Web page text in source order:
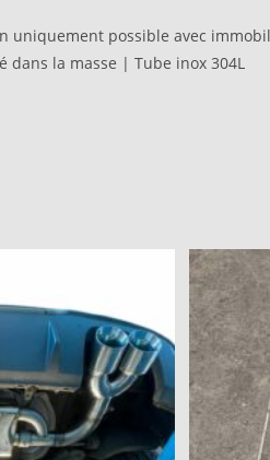
uniquement possible avec
dans la masse | Tube inox 304L